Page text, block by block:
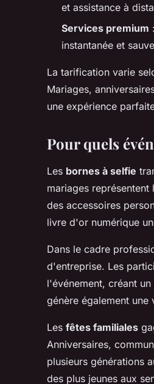
et assistance à
Services premium
instantanée et
La tarification varie
Mariages,
une expérience
Pour quels
Les bornes à selfie
mariages
des accessoires
livre d'or numérique
Dans le cadre
d'entreprise. Les
l'événement, créant
génère également une
Les fêtes familiales
Anniversaires,
plusieurs générations
des plus jeunes aux